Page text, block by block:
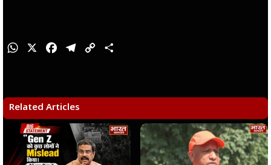
W
s
A
p
b
o
o
k
g
r
a
m
i
n
k
Related Articles